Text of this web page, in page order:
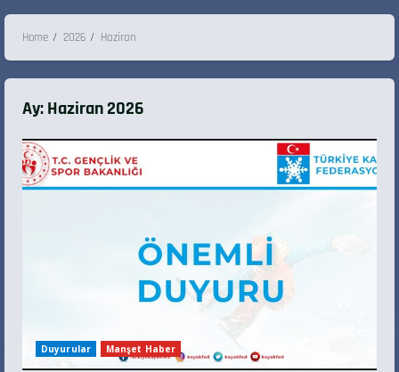
Home 2026 Haziran
Ay:Haziran 2026
Duyurular Manşet Haber